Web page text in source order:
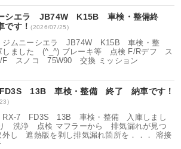
シエラ JB74W K15B 車検・整備終
です！(2026/07/25)
ムニーシエラ JB74W K15B 車検・整
ました (^_^) ブレーキ等 点検 F/Rデフ ス
F スノコ 75W90 交換 ミッション
13B 車検・整備 終了 納車です！
7 FD3S 13B 車検・整備 入庫しまし
洗浄 点検 マフラーから 排気漏れが見つ
外し 遮熱版を剥し排気漏れ箇所を．．． 溶接